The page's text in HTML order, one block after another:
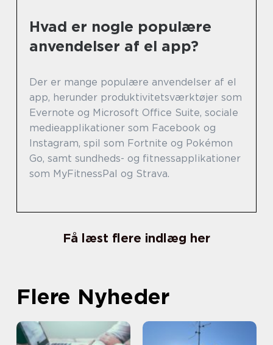
Hvad er nogle populære
anvendelser af el app?
Der er mange populære anvendelser af el
app, herunder produktivitetsværktøjer som
Evernote og Microsoft Office Suite, sociale
medieapplikationer som Facebook og
Instagram, spil som Fortnite og Pokémon
Go, samt sundheds- og fitnessapplikationer
som MyFitnessPal og Strava.
Få læst flere indlæg her
Flere Nyheder